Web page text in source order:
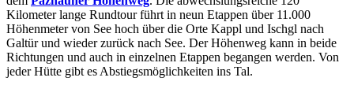
Kilometer lange Rundtour führt in neun Etappen über 11.000
Höhenmeter von See hoch über die Orte Kappl und Ischgl nach
Galtür und wieder zurück nach See. Der Höhenweg kann in beide
Richtungen und auch in einzelnen Etappen begangen werden. Von
jeder Hütte gibt es Abstiegsmöglichkeiten ins Tal.